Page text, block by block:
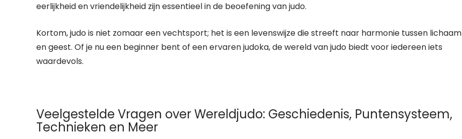
eerlijkheid en vriendelijkheid zijn essentieel in de beoefening van judo.
Kortom, judo is niet zomaar een vechtsport; het is een levenswijze die streeft naar harmonie tussen lichaam
en geest. Of je nu een beginner bent of een ervaren judoka, de wereld van judo biedt voor iedereen iets
waardevols.
Veelgestelde Vragen over Wereldjudo: Geschiedenis, Puntensysteem,
Technieken en Meer